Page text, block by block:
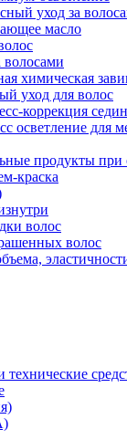
уход за
масло
волосами
химическая
уход для волос
коррекция
осветление для
продукты
краска
волос
волос